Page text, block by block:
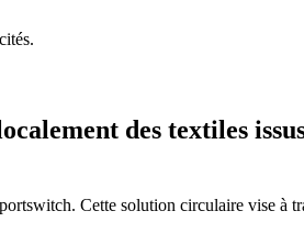
des textiles
Cette solution circulaire vise à